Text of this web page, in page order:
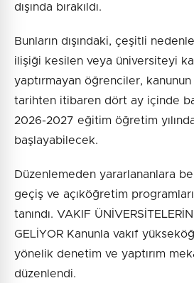
dışında bırakıldı.
Bunların dışındaki, çeşitli
ilişiği kesilen veya üniversiteyi
yaptırmayan öğrenciler,
tarihten itibaren dört ay içinde
2026-2027 eğitim öğretim
başlayabilecek.
Düzenlemeden yararlananlara
geçiş ve açıköğretim
tanındı. VAKIF
GELİYOR Kanunla vakıf
yönelik denetim ve yaptırım
düzenlendi.